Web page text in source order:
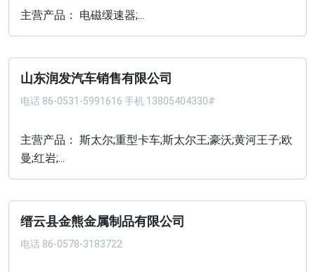
主营产品： 电磁缓速器;...
山东润发汽车销售有限公司
电话 86-0531-5991616 手机 13805404330#
主营产品： 斯太尔;重型卡车;斯太尔王;豪沃;黄河王子;欧
曼;红岩;...
缙云县金熊金属制品有限公司
电话 86-0578-3183722